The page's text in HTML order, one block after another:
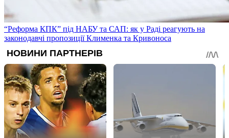
“Реформа КПК” під НАБУ та САП: як у Раді реагують на
законодавчі пропозиції Клименка та Кривоноса